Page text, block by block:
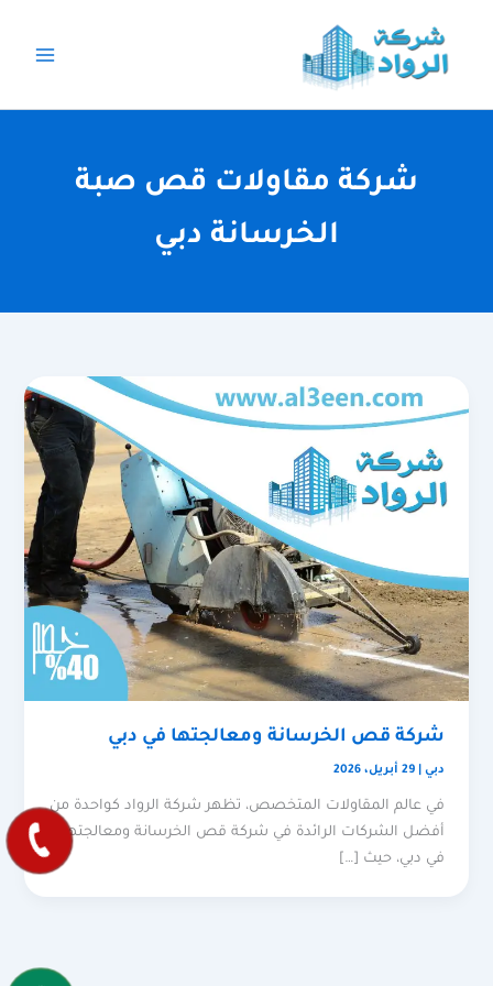
المحتوى
شركة مقاولات قص صبة
الخرسانة دبي
شركة قص الخرسانة ومعالجتها في دبي
دبي |29 أبريل، 2026
في عالم المقاولات المتخصص، تظهر شركة الرواد كواحدة من
أفضل الشركات الرائدة في شركة قص الخرسانة ومعالجتها
في دبي، حيث […]